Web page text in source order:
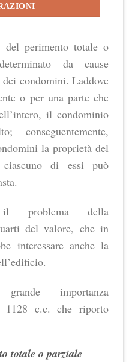
perimento totale o
da cause
condomini. Laddove
o per una parte che
il condominio
conseguentemente,
la proprietà del
di essi può
il problema della
del valore, che in
interessare anche la
importanza
1128 c.c. che riporto
totale o parziale